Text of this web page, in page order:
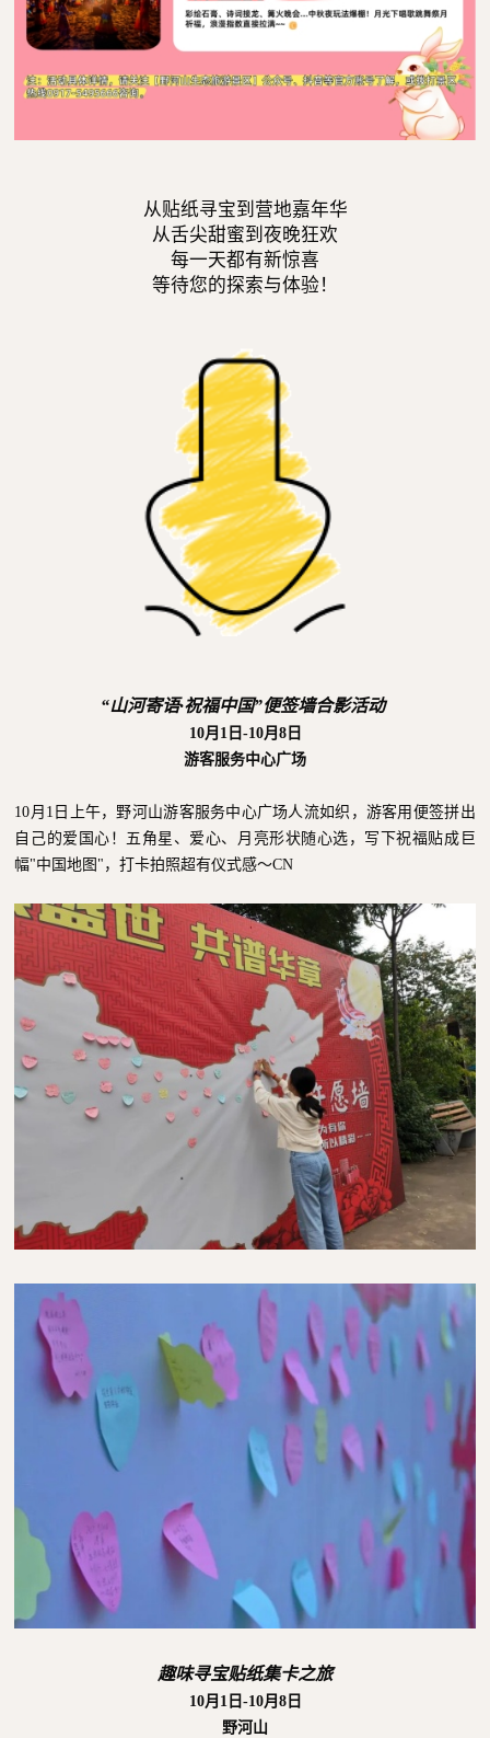
从贴纸寻宝到营地嘉年华
从舌尖甜蜜到夜晚狂欢
每一天都有新惊喜
等待您的探索与体验！
“山河寄语·祝福中国”便签墙合影活动
10月1日-10月8日
游客服务中心广场
10月1日上午，野河山游客服务中心广场人流如织，游客用便签拼出
自己的爱国心！五角星、爱心、月亮形状随心选，写下祝福贴成巨
幅"中国地图"，打卡拍照超有仪式感～CN
趣味寻宝贴纸集卡之旅
10月1日-10月8日
野河山